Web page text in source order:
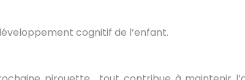
cognitif de l’enfant.